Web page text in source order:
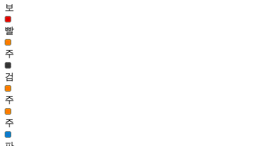
55,061
114
여울 헤어(여)
55,057
보
빨
주
검
주
주